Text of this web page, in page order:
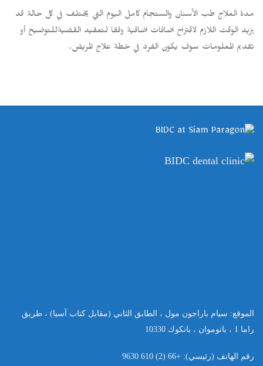
مدة العلاج طب الأسنان والستجام كامل اليوم التي يختلف في كل حالة قد
يزيد الوقت اللازم لاقتراح اضافات اضافية وفقا لتعقيد القضيةللتوضيح أو
تقديم المعلومات سوف يكون الفرد في خطة علاج المريض.
الموقع: سيام باراجون مول ، الطابق الثاني (مقابل كتاب آسيا) ، طريق
راما 1 ، باتوموان ، بانكوك 10330
رقم الهاتف (رئيسي): +66 (2) 610 9630